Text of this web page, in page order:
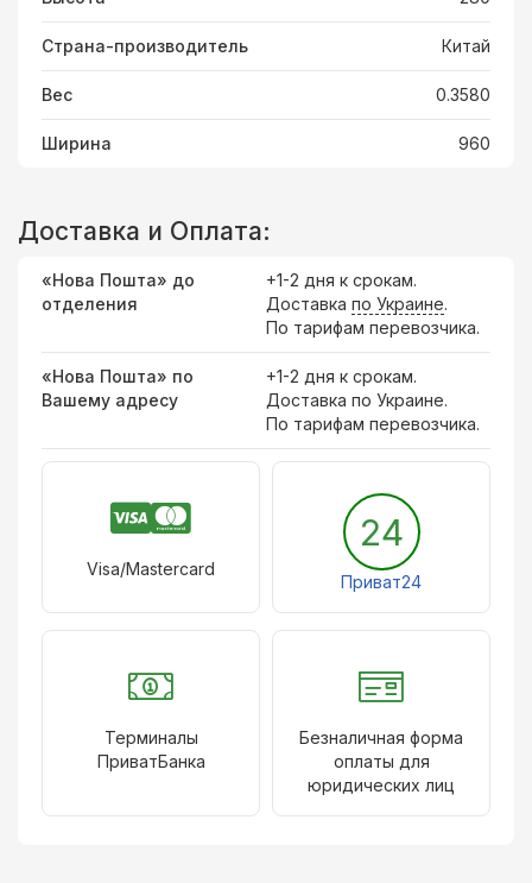
Страна-производитель Китай
Вес 0.3580
Ширина 960
Доставка и Оплата:
«Нова Пошта» до
отделения
+1-2 дня к срокам.
Доставка по Украине.
По тарифам перевозчика.
«Нова Пошта» по
Вашему адресу
+1-2 дня к срокам.
Доставка по Украине.
По тарифам перевозчика.
Visa/Mastercard
24
Приват24
Терминалы
ПриватБанка
Безналичная форма
оплаты для
юридических лиц